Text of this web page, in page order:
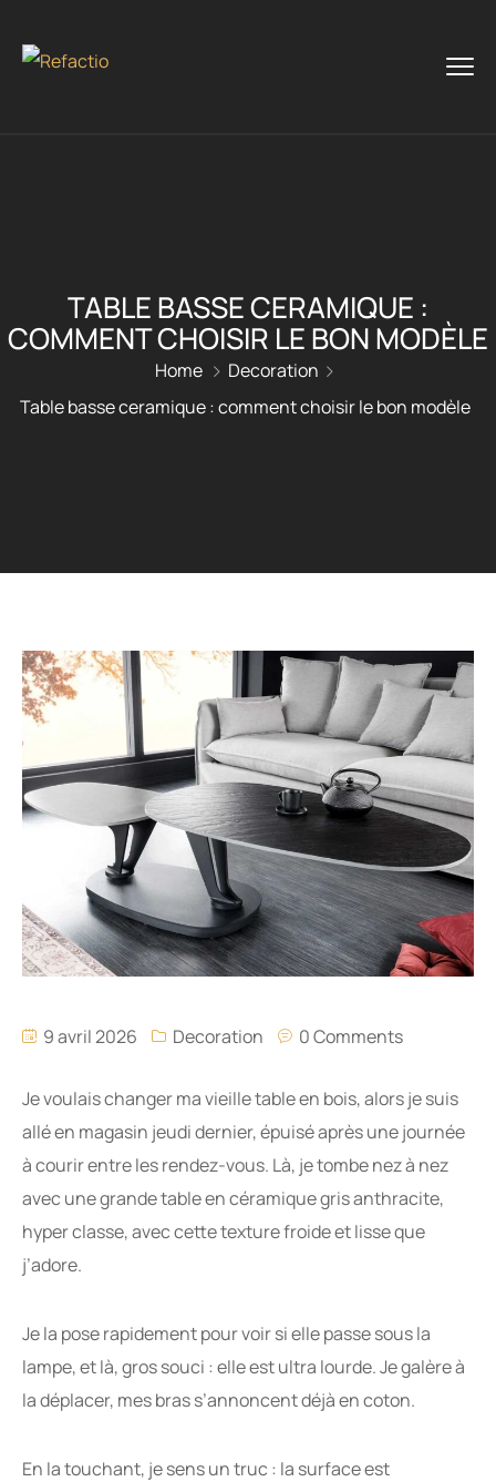
TABLE BASSE CERAMIQUE :
COMMENT CHOISIR LE BON MODÈLE
Home
Decoration
Table basse ceramique : comment choisir le bon modèle
9 avril 2026 Decoration 0 Comments
Je voulais changer ma vieille table en bois, alors je suis
allé en magasin jeudi dernier, épuisé après une journée
à courir entre les rendez-vous. Là, je tombe nez à nez
avec une grande table en céramique gris anthracite,
hyper classe, avec cette texture froide et lisse que
j’adore.
Je la pose rapidement pour voir si elle passe sous la
lampe, et là, gros souci : elle est ultra lourde. Je galère à
la déplacer, mes bras s’annoncent déjà en coton.
En la touchant, je sens un truc : la surface est